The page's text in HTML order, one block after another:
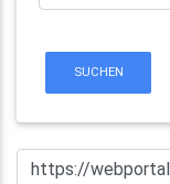
SUCHEN